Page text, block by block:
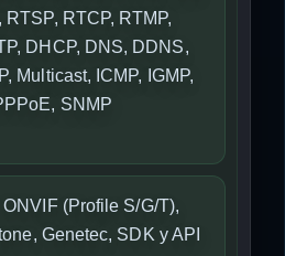
RTSP, RTCP, RTMP,
DHCP, DNS, DDNS,
Multicast, ICMP, IGMP,
SNMP
(Profile S/G/T),
Genetec, SDK y API